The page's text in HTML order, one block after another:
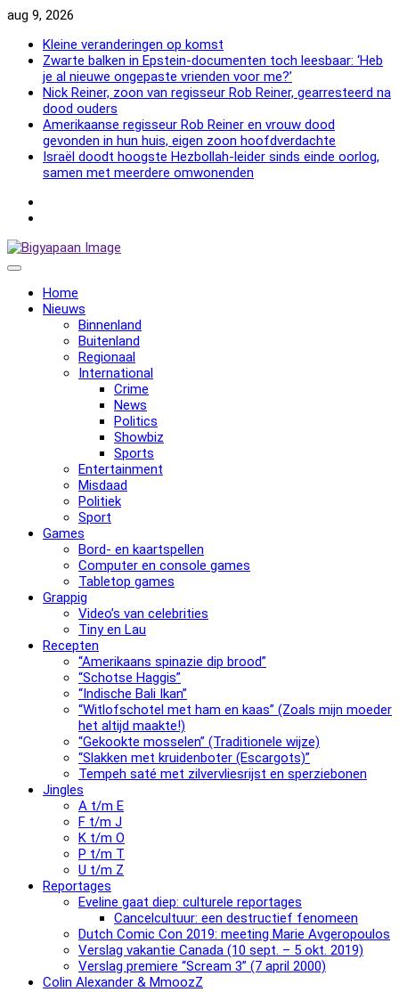
Skip
content
aug 9, 2026
Kleine veranderingen op komst
Zwarte balken in Epstein-documenten toch leesbaar: ‘Heb
je al nieuwe ongepaste vrienden voor me?’
Nick Reiner, zoon van regisseur Rob Reiner, gearresteerd na
dood ouders
Amerikaanse regisseur Rob Reiner en vrouw dood
gevonden in hun huis, eigen zoon hoofdverdachte
Israël doodt hoogste Hezbollah-leider sinds einde oorlog,
samen met meerdere omwonenden
Home
Nieuws
Binnenland
Buitenland
Regionaal
International
Crime
News
Politics
Showbiz
Sports
Entertainment
Misdaad
Politiek
Sport
Games
Bord- en kaartspellen
Computer en console games
Tabletop games
Grappig
Video’s van celebrities
Tiny en Lau
Recepten
“Amerikaans spinazie dip brood”
“Schotse Haggis”
“Indische Bali Ikan”
“Witlofschotel met ham en kaas” (Zoals mijn moeder
het altijd maakte!)
“Gekookte mosselen” (Traditionele wijze)
“Slak­ken met krui­den­bo­ter (Escargots)”
Tempeh saté met zilvervliesrijst en sperziebonen
Jingles
A t/m E
F t/m J
K t/m O
P t/m T
U t/m Z
Reportages
Eveline gaat diep: culturele reportages
Cancelcultuur: een destructief fenomeen
Dutch Comic Con 2019: meeting Marie Avgeropoulos
Verslag vakantie Canada (10 sept. – 5 okt. 2019)
Verslag premiere “Scream 3” (7 april 2000)
Colin Alexander & MmoozZ